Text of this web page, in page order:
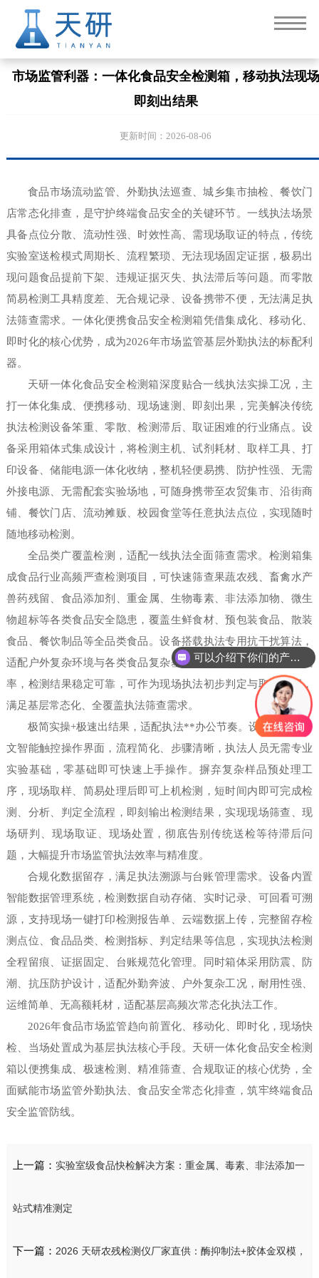
市场监管利器：一体化食品安全检测箱，移动执法现场
即刻出结果
更新时间：2026-08-06
食品市场流动监管、外勤执法巡查、城乡集市抽检、餐饮门
店常态化排查，是守护终端食品安全的关键环节。一线执法场景
具备点位分散、流动性强、时效性高、需现场取证的特点，传统
实验室送检模式周期长、流程繁琐、无法现场固定证据，极易出
现问题食品提前下架、违规证据灭失、执法滞后等问题。而零散
简易检测工具精度差、无合规记录、设备携带不便，无法满足执
法筛查需求。一体化便携食品安全检测箱凭借集成化、移动化、
即时化的核心优势，成为2026年市场监管基层外勤执法的标配利
器。
天研一体化食品安全检测箱深度贴合一线执法实操工况，主
打一体化集成、便携移动、现场速测、即刻出果，完美解决传统
执法检测设备笨重、零散、检测滞后、取证困难的行业痛点。设
备采用箱体式集成设计，将检测主机、试剂耗材、取样工具、打
印设备、储能电源一体化收纳，整机轻便易携、防护性强、无需
外接电源、无需配套实验场地，可随身携带至农贸集市、沿街商
铺、餐饮门店、流动摊贩、校园食堂等任意执法点位，实现随时
随地移动检测。
全品类广覆盖检测，适配一线执法全面筛查需求。检测箱集
成食品行业高频严查检测项目，可快速筛查果蔬农残、畜禽水产
兽药残留、食品添加剂、重金属、生物毒素、非法添加物、微生
物超标等各类食品安全隐患，覆盖生鲜食材、预包装食品、散装
食品、餐饮制品等全品类食品。设备搭载执法专用抗干扰算法，
适配户外复杂环境与各类食品复杂基质，有效降低误检、漏检概
率，检测结果稳定可靠，可作为现场执法初步判定与取证依据，
满足基层常态化、全覆盖执法筛查需求。
极简实操+极速出结果，适配执法**办公节奏。设备采用全中
文智能触控操作界面，流程简化、步骤清晰，执法人员无需专业
实验基础，零基础即可快速上手操作。摒弃复杂样品预处理工
序，现场取样、简易处理后即可上机检测，短时间内即可完成检
测、分析、判定全流程，即刻输出检测结果，实现现场筛查、现
场研判、现场取证、现场处置，彻底告别传统送检等待滞后问
题，大幅提升市场监管执法效率与精准度。
合规化数据留存，满足执法溯源与台账管理需求。设备内置
智能数据管理系统，检测数据自动存储、实时记录、可回看可溯
源，支持现场一键打印检测报告单、云端数据上传，完整留存检
测点位、食品品类、检测指标、判定结果等信息，实现执法检测
全程留痕、证据固定、台账规范化管理。同时箱体采用防震、防
潮、抗压防护设计，适配外勤奔波、户外复杂工况，耐用性强、
运维简单、无高额耗材，适配基层高频次常态化执法工作。
2026年食品市场监管趋向前置化、移动化、即时化，现场快
检、当场处置成为基层执法核心手段。天研一体化食品安全检测
箱以便携集成、极速检测、精准筛查、合规取证的核心优势，全
面赋能市场监管外勤执法、食品安全常态化排查，筑牢终端食品
安全监管防线。
上一篇： 实验室级食品快检解决方案：重金属、毒素、非法添加一
站式精准测定
下一篇： 2026 天研农残检测仪厂家直供：酶抑制法+胶体金双模，
可以介绍下你们的产品么
你们是怎么收费的呢